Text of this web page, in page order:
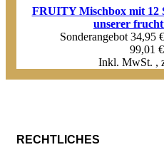
FRUITY Mischbox mit 12
unserer
Sonderangebot 34,95 €
99,01
Inkl. MwSt. ,
RECHTLICHES